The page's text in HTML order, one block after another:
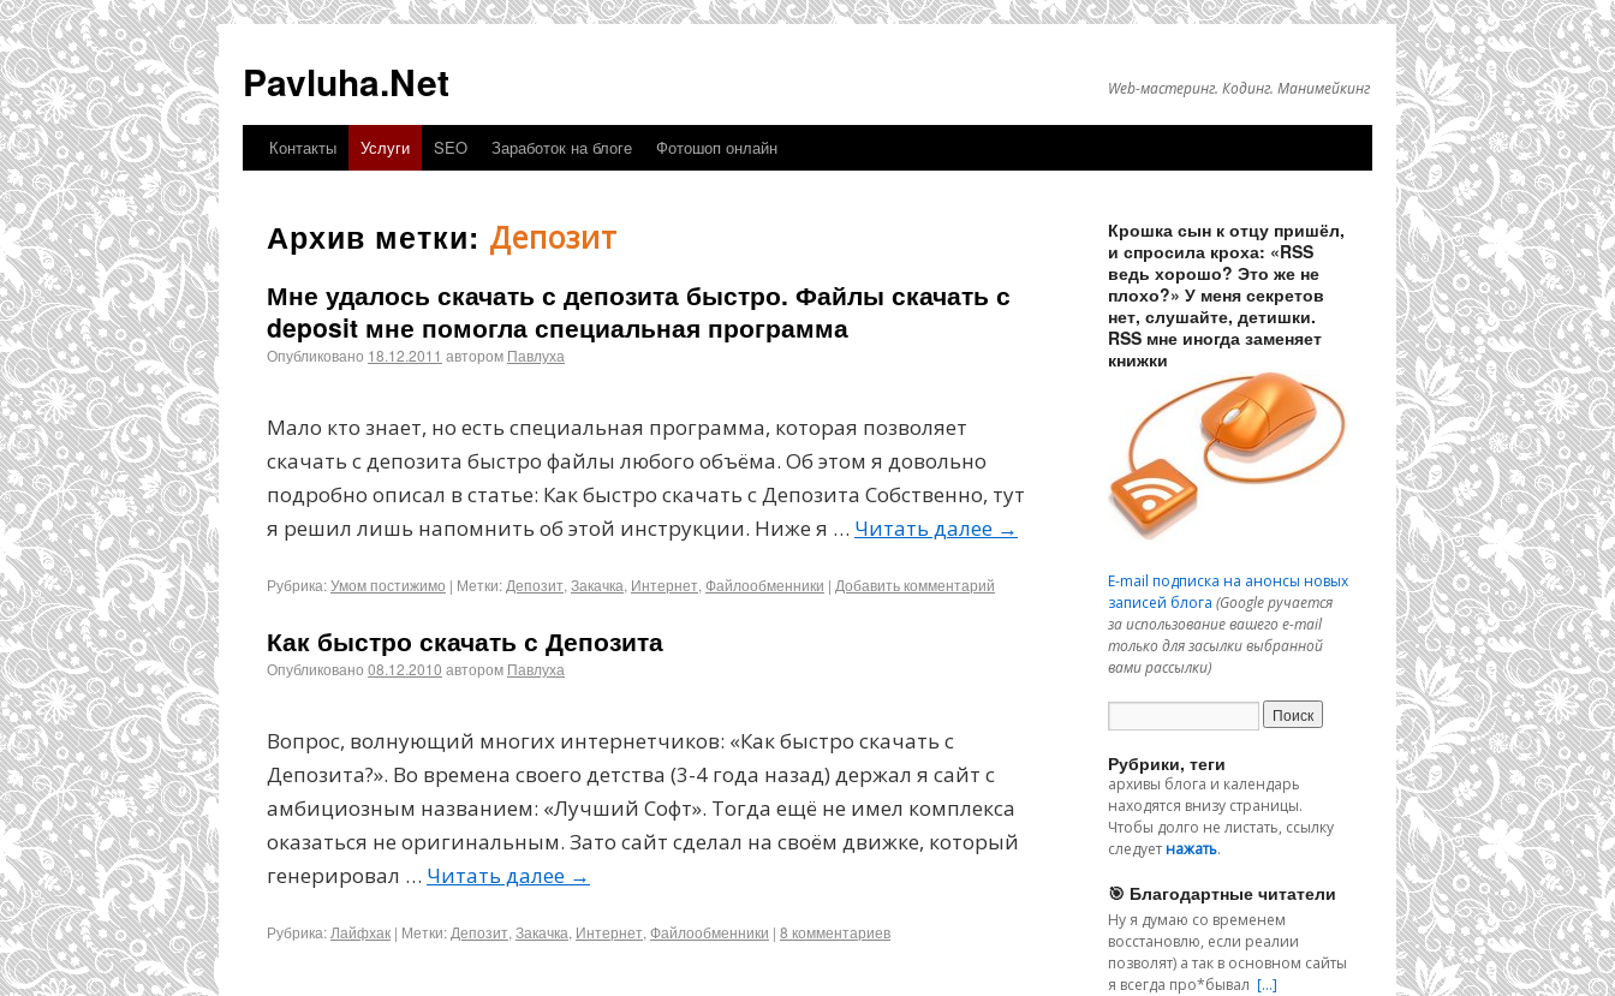
Pavluha.Net Web-мастеринг. Кодинг. Манимейкинг
Контакты Услуги SEO Заработок на блоге Фотошоп онлайн
Архив метки: Депозит
Мне удалось скачать с депозита быстро. Файлы скачать с
deposit мне помогла специальная программа
Опубликовано 18.12.2011 автором Павлуха
Мало кто знает, но есть специальная программа, которая позволяет
скачать с депозита быстро файлы любого объёма. Об этом я довольно
подробно описал в статье: Как быстро скачать с Депозита Собственно, тут
я решил лишь напомнить об этой инструкции. Ниже я … Читать далее →
Рубрика:Умом постижимо | Метки: Депозит, Закачка, Интернет, Файлообменники | Добавить комментарий
Как быстро скачать с Депозита
Опубликовано 08.12.2010 автором Павлуха
Вопрос, волнующий многих интернетчиков: «Как быстро скачать с
Депозита?». Во времена своего детства (3-4 года назад) держал я сайт с
амбициозным названием: «Лучший Софт». Тогда ещё не имел комплекса
оказаться не оригинальным. Зато сайт сделал на своём движке, который
генерировал … Читать далее →
Рубрика: Лайфхак | Метки: Депозит, Закачка, Интернет, Файлообменники | 8 комментариев
Крошка сын к отцу пришёл,
и спросила кроха: «RSS
ведь хорошо? Это же не
плохо?» У меня секретов
нет, слушайте, детишки.
RSS мне иногда заменяет
книжки
E-mail подписка на анонсы новых
записей блога (Google ручается
за использование вашего e-mail
только для засылки выбранной
вами рассылки)
Рубрики, теги
архивы блога и календарь
находятся внизу страницы.
Чтобы долго не листать, ссылку
следуетнажать.
🎯 Благодартные читатели
Ну я думаю со временем
восстановлю, если реалии
позволят) а так в основном сайты
я всегда про*бывал […]